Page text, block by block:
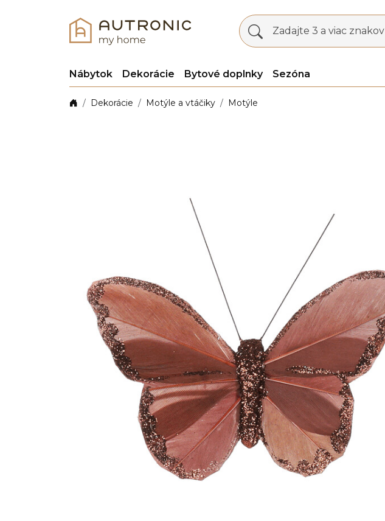
Zadajte 3 a viac znakov
Nábytok Dekorácie Bytové doplnky Sezóna
Dekorácie Motýle a vtáčiky Motýle